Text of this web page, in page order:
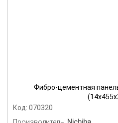
Фибро-цементная
Код: 070320